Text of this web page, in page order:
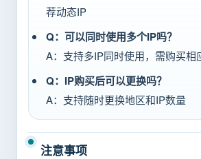
荐动态IP
Q：可以同时使用多个IP吗？
A：支持多IP同时使用，需购买相
Q：IP购买后可以更换吗？
A：支持随时更换地区和IP数量
注意事项